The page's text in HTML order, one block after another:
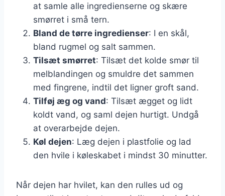
at samle alle ingredienserne og skære
smørret i små tern.
Bland de tørre ingredienser: I en skål,
bland rugmel og salt sammen.
Tilsæt smørret: Tilsæt det kolde smør til
melblandingen og smuldre det sammen
med fingrene, indtil det ligner groft sand.
Tilføj æg og vand: Tilsæt ægget og lidt
koldt vand, og saml dejen hurtigt. Undgå
at overarbejde dejen.
Køl dejen: Læg dejen i plastfolie og lad
den hvile i køleskabet i mindst 30 minutter.
Når dejen har hvilet, kan den rulles ud og